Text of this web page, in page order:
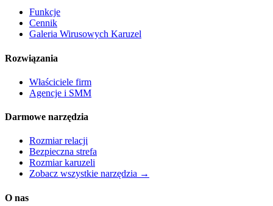
Funkcje
Cennik
Galeria Wirusowych Karuzel
Rozwiązania
Właściciele firm
Agencje i SMM
Darmowe narzędzia
Rozmiar relacji
Bezpieczna strefa
Rozmiar karuzeli
Zobacz wszystkie narzędzia →
O nas